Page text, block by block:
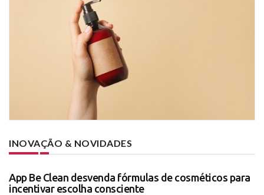
INOVAÇÃO & NOVIDADES
App Be Clean desvenda fórmulas de cosméticos para
incentivar escolha consciente